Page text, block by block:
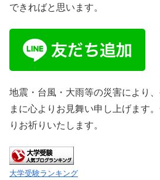
できればと思います。
地震・台風・大雨等の災害により
まに心よりお見舞い申し上げます
りお祈りいたします。
大学受験ランキング